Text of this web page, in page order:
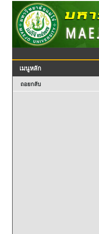
เมนูหลัก
ถอยกลับ